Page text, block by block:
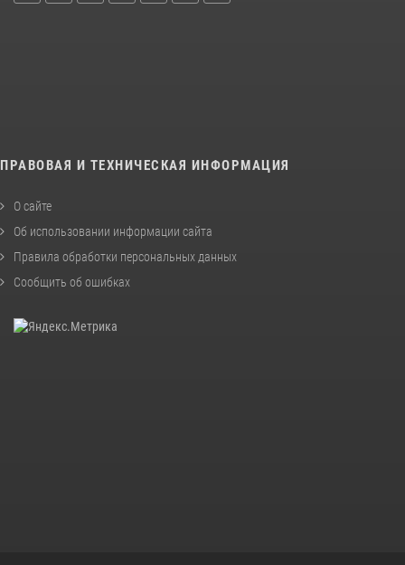
ПРАВОВАЯ И ТЕХНИЧЕСКАЯ ИНФОРМАЦИЯ
О сайте
Об использовании информации сайта
Правила обработки персональных данных
Сообщить об ошибках